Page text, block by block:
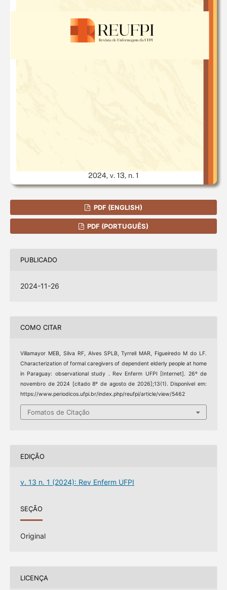
PDF (ENGLISH)
PDF (PORTUGUÊS)
PUBLICADO
2024-11-26
COMO CITAR
Villamayor MEB, Silva RF, Alves SPLB, Tyrrell MAR, Figueiredo M do LF.
Characterization of formal caregivers of dependent elderly people at home
in Paraguay: observational study . Rev Enferm UFPI [Internet]. 26º de
novembro de 2024 [citado 8º de agosto de 2026];13(1). Disponível em:
https://www.periodicos.ufpi.br/index.php/reufpi/article/view/5462
Fomatos de Citação
EDIÇÃO
v. 13 n. 1 (2024): Rev Enferm UFPI
SEÇÃO
Original
LICENÇA